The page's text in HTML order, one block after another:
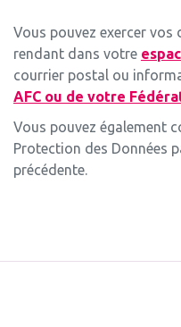
Vous pouvez exercer
rendant dans votre
courrier postal ou
AFC ou de votre
Vous pouvez également
Protection des Données
précédente.